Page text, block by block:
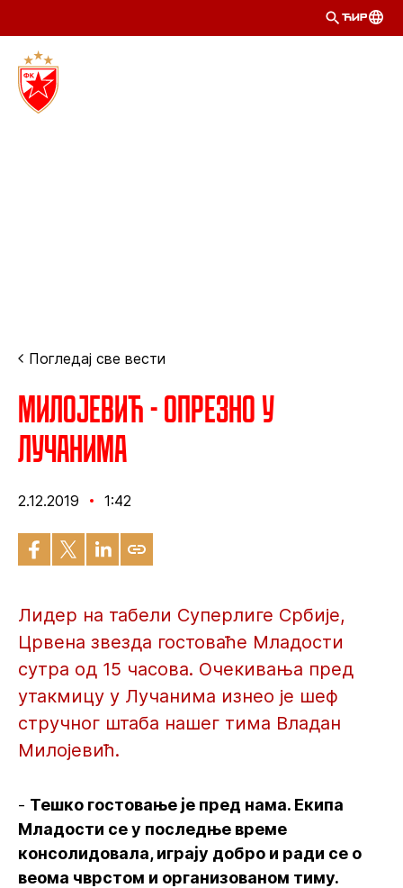
ЋИР
Погледај све вести
Милојевић - Опрезно у
Лучанима
2.12.2019 1:42
Лидер на табели Суперлиге Србије,
Црвена звезда гостоваће Младости
сутра од 15 часова. Очекивања пред
утакмицу у Лучанима изнео је шеф
стручног штаба нашег тима Владан
Милојевић.
- Тешко гостовање је пред нама. Екипа
Младости се у последње време
консолидовала, играју добро и ради се о
веома чврстом и организованом тиму.